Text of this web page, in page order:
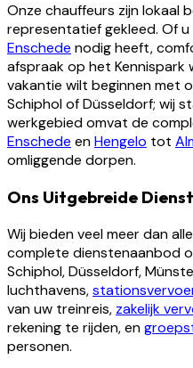
Onze chauffeurs zijn lokaal
representatief gekleed. Of
Enschede nodig heeft,
afspraak op het Kennispark
vakantie wilt beginnen met
Schiphol of Düsseldorf; wij
werkgebied omvat de
Enschede enHengelo tot
omliggende dorpen.
Ons Uitgebreide
Wij bieden veel meer dan
complete dienstenaanbod
Schiphol, Düsseldorf,
luchthavens,
van uw treinreis, zakelijk
rekening te rijden, en
personen.